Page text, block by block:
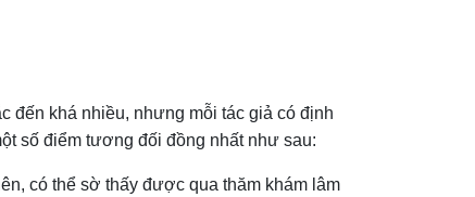
đến khá nhiều, nhưng mỗi tác giả có định
số điểm tương đối đồng nhất như sau:
có thể sờ thấy được qua thăm khám lâm